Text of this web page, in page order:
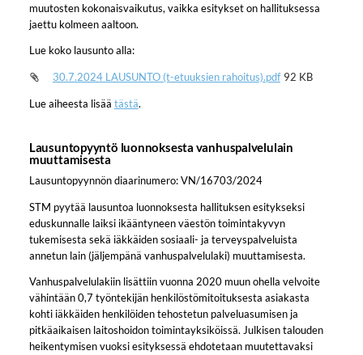
muutosten kokonaisvaikutus, vaikka esitykset on hallituksessa
jaettu kolmeen aaltoon.
Lue koko lausunto alla:
30.7.2024 LAUSUNTO (t-etuuksien rahoitus).pdf 92 KB
Lue aiheesta lisää tästä.
Lausuntopyyntö luonnoksesta vanhuspalvelulain
muuttamisesta
Lausuntopyynnön diaarinumero: VN/16703/2024
STM pyytää lausuntoa luonnoksesta hallituksen esitykseksi
eduskunnalle laiksi ikääntyneen väestön toimintakyvyn
tukemisesta sekä iäkkäiden sosiaali- ja terveyspalveluista
annetun lain (jäljempänä vanhuspalvelulaki) muuttamisesta.
Vanhuspalvelulakiin lisättiin vuonna 2020 muun ohella velvoite
vähintään 0,7 työntekijän henkilöstömitoituksesta asiakasta
kohti iäkkäiden henkilöiden tehostetun palveluasumisen ja
pitkäaikaisen laitoshoidon toimintayksiköissä. Julkisen talouden
heikentymisen vuoksi esityksessä ehdotetaan muutettavaksi